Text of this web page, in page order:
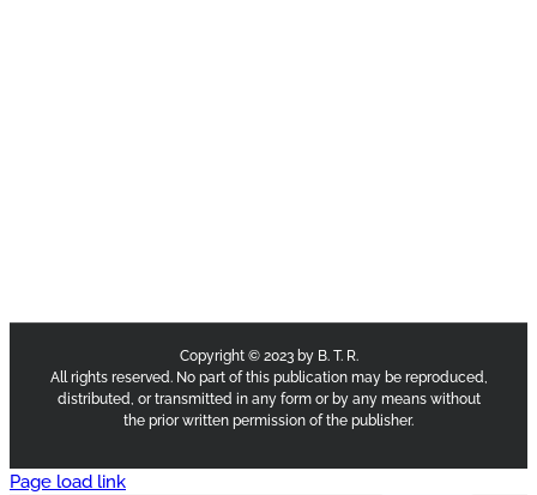
Copyright © 2023 by B. T. R.
All rights reserved. No part of this publication may be reproduced,
distributed, or transmitted in any form or by any means without
the prior written permission of the publisher.
Page load link